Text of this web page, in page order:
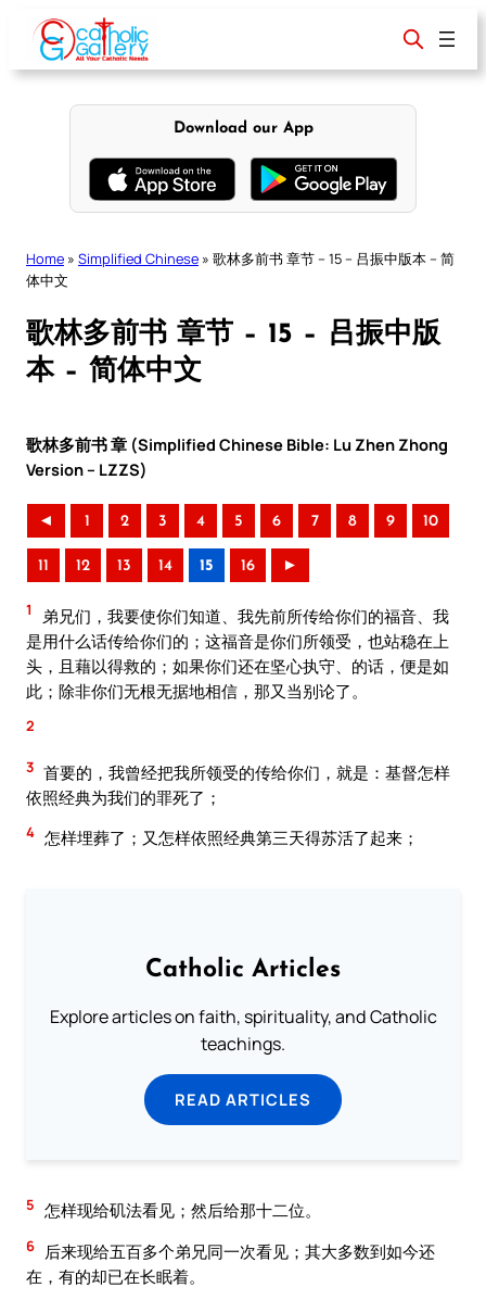
content
Download our App
Home » Simplified Chinese » 歌林多前书 章节 – 15 – 吕振中版本 – 简
体中文
歌林多前书 章节 – 15 – 吕振中版
本 – 简体中文
歌林多前书 章 (Simplified Chinese Bible: Lu Zhen Zhong
Version – LZZS)
◄ 1 2 3 4 5 6 7 8 9 10
11 12 13 14 15 16 ►
1
弟兄们，我要使你们知道、我先前所传给你们的福音、我
是用什么话传给你们的；这福音是你们所领受，也站稳在上
头，且藉以得救的；如果你们还在坚心执守、的话，便是如
此；除非你们无根无据地相信，那又当别论了。
2
3 首要的，我曾经把我所领受的传给你们，就是：基督怎样
依照经典为我们的罪死了；
4 怎样埋葬了；又怎样依照经典第三天得苏活了起来；
Catholic Articles
Explore articles on faith, spirituality, and Catholic
teachings.
READ ARTICLES
5 怎样现给矶法看见；然后给那十二位。
6 后来现给五百多个弟兄同一次看见；其大多数到如今还
在，有的却已在长眠着。